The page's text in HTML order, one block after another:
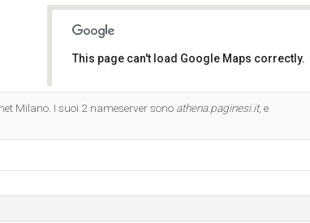
This page can't load Google Maps correctly.
Milano. I suoi 2 nameserver sono athena.paginesi.it, e